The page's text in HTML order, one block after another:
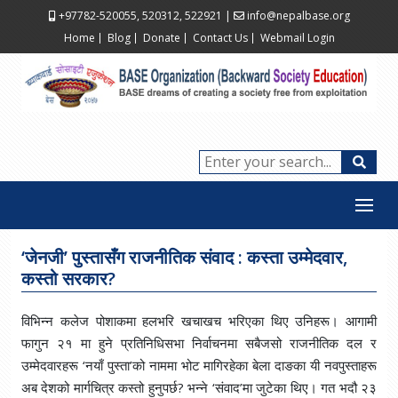
+97782-520055, 520312, 522921 |
info@nepalbase.org
Home
Blog Donate Contact Us Webmail Login
‘जेनजी’ पुस्तासँग राजनीतिक संवाद : कस्ता उम्मेदवार,
कस्तो सरकार?
विभिन्न कलेज पोशाकमा हलभरि खचाखच भरिएका थिए उनिहरू। आगामी
फागुन २१ मा हुने प्रतिनिधिसभा निर्वाचनमा सबैजसो राजनीतिक दल र
उम्मेदवारहरू ‘नयाँ पुस्ता’को नाममा भोट मागिरहेका बेला दाङका यी नवपुस्ताहरू
अब देशको मार्गचित्र कस्तो हुनुपर्छ? भन्ने ‘संवाद’मा जुटेका थिए। गत भदौ २३